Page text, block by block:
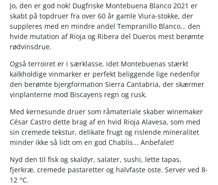
Jo, den er god nok! Dugfriske Montebuena Blanco 2021 er
skabt på topdruer fra over 60 år gamle Viura-stokke, der
suppleres med en mindre andel Tempranillo Blanco… den
hvide mutation af Rioja og Ribera del Dueros mest berømte
rødvinsdrue.
Også terroiret er i særklasse, idet Montebuenas stærkt
kalkholdige vinmarker er perfekt beliggende lige nedenfor
den berømte bjergformation Sierra Cantabria, der skærmer
vinplanterne mod Biscayens regn og rusk.
Med kernesunde druer som råmateriale skaber winemaker
César Castro dette brag af en hvid Rioja Alavesa, som med
sin cremede tekstur, delikate frugt og rislende mineralitet
minder ikke så lidt om en god Chablis... Anbefalet!
Nyd den til fisk og skaldyr, salater, sushi, lette tapas,
fjerkræ, cremede pastaretter og halvfaste oste. Server ved 8-
12 °C.